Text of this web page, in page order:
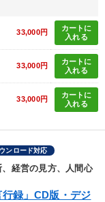
33,000円
カートに
入れる
33,000円
カートに
入れる
33,000円
カートに
入れる
ンロード対応
経営の見方、人間心
録」CD版・デジ